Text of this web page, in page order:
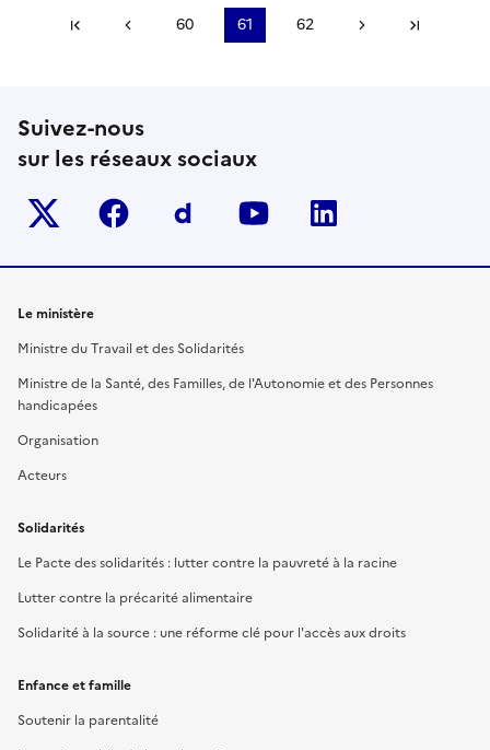
Première pagePage précédente
60 61 62 Page suivante
Suivez-nous
sur les réseaux sociaux
Twitter-x facebook Dailymotion
youtube
Le ministère
Ministre du Travail et des Solidarités
Ministre de la Santé, des Familles, de l'Autonomie et des Personnes
handicapées
Organisation
Acteurs
Solidarités
Le Pacte des solidarités : lutter contre la pauvreté à la racine
Lutter contre la précarité alimentaire
Solidarité à la source : une réforme clé pour l'accès aux droits
Enfance et famille
Soutenir la parentalité